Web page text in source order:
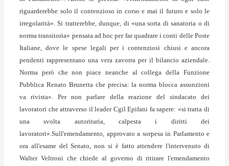
riguarderebbe solo il contenzioso in corso e mai il futuro e solo le
irregolarità». Si tratterebbe, dunque, di «una sorta di sanatoria o di
norma transitoria» pensata ad hoc per far quadrare i conti delle Poste
Italiane, dove le spese legali per i contenziosi chiusi e ancora
pendenti rappresentano una vera zavorra per il bilancio aziendale.
Norma però che non piace neanche al collega della Funzione
Pubblica Renato Brunetta che precisa: la norma blocca assunzioni
va rivista». Per non parlare della reazione del sindacato dei
lavoratori che attraverso il leader Cgil Epifani fa sapere: «si tratta di
una svolta autoritaria, calpesta i diritti dei
lavoratori».Sull'emendamento, approvato a sorpesa in Parlamento e
ora all'esame del Senato, non si è fatto attendere l'intervenuto di
Walter Veltroni che chiede al governo di ritirare l'emendamento